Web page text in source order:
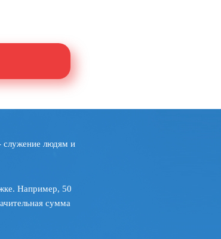
служение людям и
Например, 50
сумма